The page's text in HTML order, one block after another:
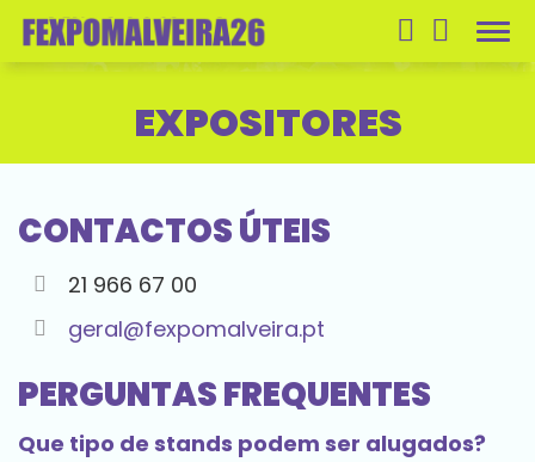
EXPOSITORES
CONTACTOS ÚTEIS
21 966 67 00
geral@fexpomalveira.pt
PERGUNTAS FREQUENTES
Que tipo de stands podem ser alugados?